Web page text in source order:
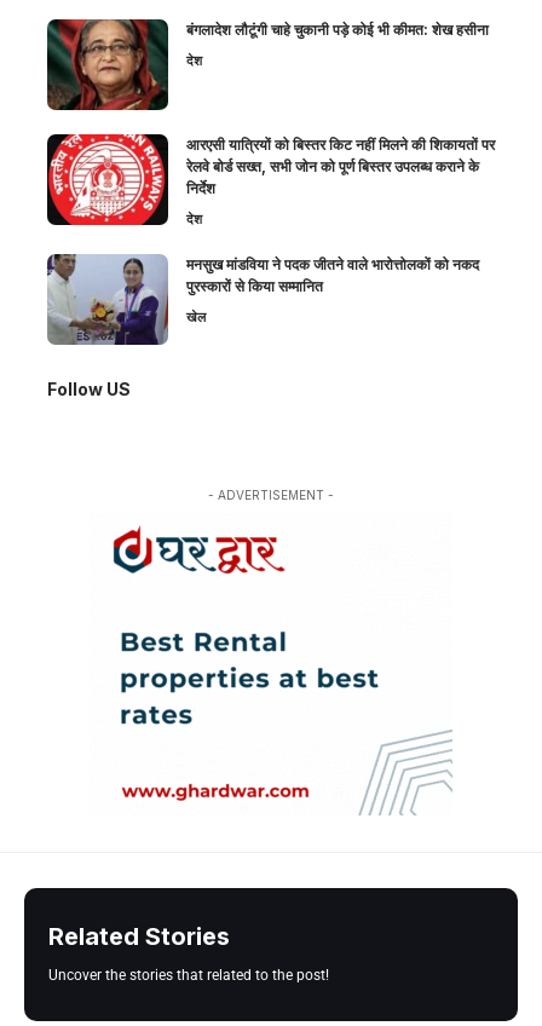
बंगलादेश लौटूंगी चाहे चुकानी पड़े कोई भी कीमत: शेख हसीना
देश
आरएसी यात्रियों को बिस्तर किट नहीं मिलने की शिकायतों पर
रेलवे बोर्ड सख्त, सभी जोन को पूर्ण बिस्तर उपलब्ध कराने के
निर्देश
देश
मनसुख मांडविया ने पदक जीतने वाले भारोत्तोलकों को नकद
पुरस्कारों से किया सम्मानित
खेल
Follow US
- ADVERTISEMENT -
Related Stories
Uncover the stories that related to the post!